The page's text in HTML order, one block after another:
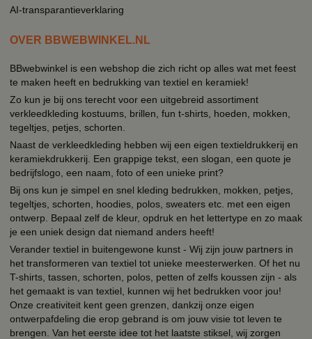
AI-transparantieverklaring
OVER BBWEBWINKEL.NL
BBwebwinkel is een webshop die zich richt op alles wat met feest
te maken heeft en bedrukking van textiel en keramiek!
Zo kun je bij ons terecht voor een uitgebreid assortiment
verkleedkleding kostuums, brillen, fun t-shirts, hoeden, mokken,
tegeltjes, petjes, schorten.
Naast de verkleedkleding hebben wij een eigen textieldrukkerij en
keramiekdrukkerij. Een grappige tekst, een slogan, een quote je
bedrijfslogo, een naam, foto of een unieke print?
Bij ons kun je simpel en snel kleding bedrukken, mokken, petjes,
tegeltjes, schorten, hoodies, polos, sweaters etc. met een eigen
ontwerp. Bepaal zelf de kleur, opdruk en het lettertype en zo maak
je een uniek design dat niemand anders heeft!
Verander textiel in buitengewone kunst - Wij zijn jouw partners in
het transformeren van textiel tot unieke meesterwerken. Of het nu
T-shirts, tassen, schorten, polos, petten of zelfs koussen zijn - als
het gemaakt is van textiel, kunnen wij het bedrukken voor jou!
Onze creativiteit kent geen grenzen, dankzij onze eigen
ontwerpafdeling die erop gebrand is om jouw visie tot leven te
brengen. Van het eerste idee tot het laatste stiksel, wij zorgen